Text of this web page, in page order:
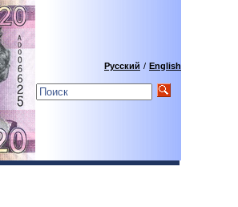
Русский / English